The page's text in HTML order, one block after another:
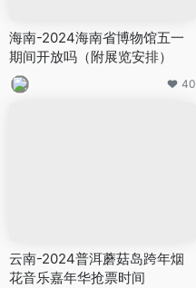
海南-2024海南省博物馆五一
期间开放吗（附展览安排）
40
云南-2024普洱蘑菇岛跨年烟
花音乐嘉年华抢票时间